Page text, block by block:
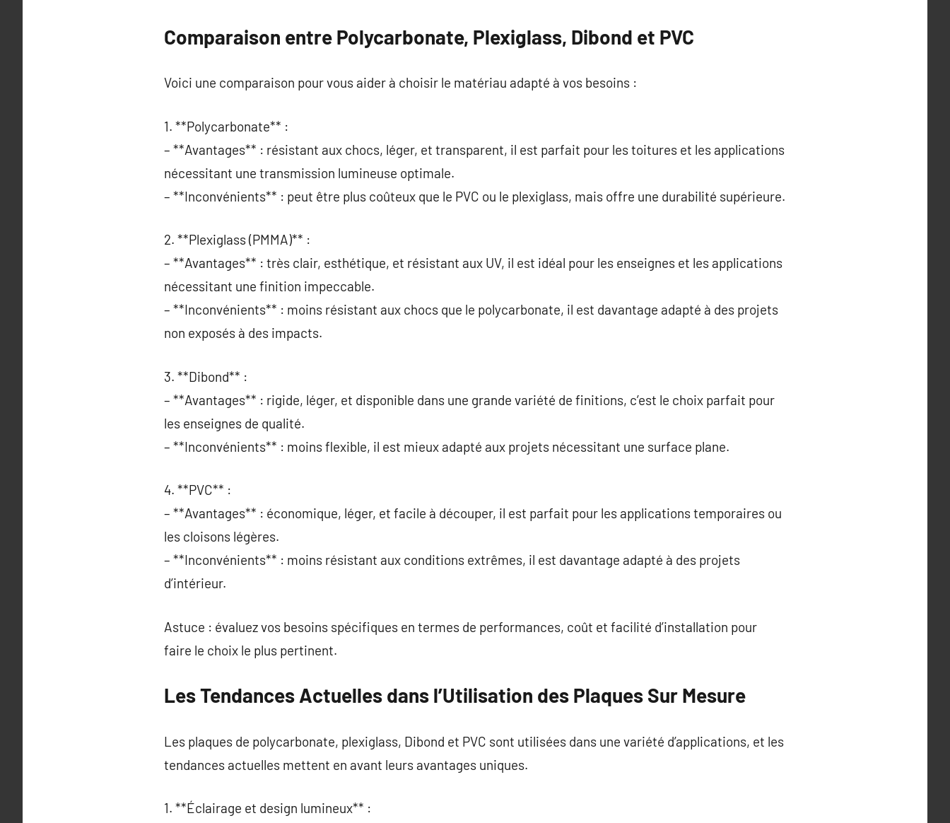
Comparaison entre Polycarbonate, Plexiglass, Dibond et PVC
Voici une comparaison pour vous aider à choisir le matériau adapté à vos besoins :
1. **Polycarbonate** :
– **Avantages** : résistant aux chocs, léger, et transparent, il est parfait pour les toitures et les applications
nécessitant une transmission lumineuse optimale.
– **Inconvénients** : peut être plus coûteux que le PVC ou le plexiglass, mais offre une durabilité supérieure.
2. **Plexiglass (PMMA)** :
– **Avantages** : très clair, esthétique, et résistant aux UV, il est idéal pour les enseignes et les applications
nécessitant une finition impeccable.
– **Inconvénients** : moins résistant aux chocs que le polycarbonate, il est davantage adapté à des projets
non exposés à des impacts.
3. **Dibond** :
– **Avantages** : rigide, léger, et disponible dans une grande variété de finitions, c’est le choix parfait pour
les enseignes de qualité.
– **Inconvénients** : moins flexible, il est mieux adapté aux projets nécessitant une surface plane.
4. **PVC** :
– **Avantages** : économique, léger, et facile à découper, il est parfait pour les applications temporaires ou
les cloisons légères.
– **Inconvénients** : moins résistant aux conditions extrêmes, il est davantage adapté à des projets
d’intérieur.
Astuce : évaluez vos besoins spécifiques en termes de performances, coût et facilité d’installation pour
faire le choix le plus pertinent.
Les Tendances Actuelles dans l’Utilisation des Plaques Sur Mesure
Les plaques de polycarbonate, plexiglass, Dibond et PVC sont utilisées dans une variété d’applications, et les
tendances actuelles mettent en avant leurs avantages uniques.
1. **Éclairage et design lumineux** :